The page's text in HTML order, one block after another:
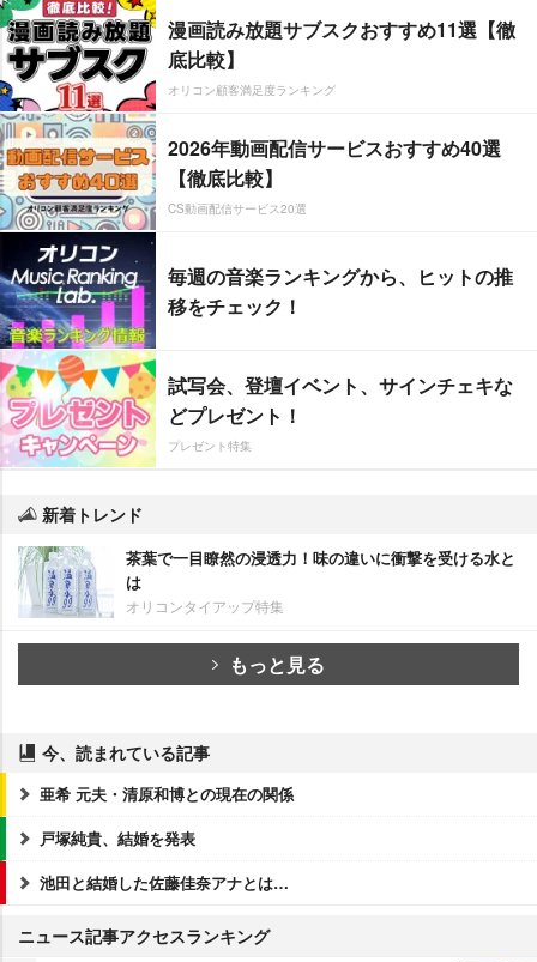
漫画読み放題サブスクおすすめ11選【徹
底比較】
オリコン顧客満足度ランキング
2026年動画配信サービスおすすめ40選
【徹底比較】
CS動画配信サービス20選
毎週の音楽ランキングから、ヒットの推
移をチェック！
試写会、登壇イベント、サインチェキな
どプレゼント！
プレゼント特集
新着トレンド
茶葉で一目瞭然の浸透力！味の違いに衝撃を受ける水と
は
オリコンタイアップ特集
もっと見る
今、読まれている記事
亜希 元夫・清原和博との現在の関係
戸塚純貴、結婚を発表
池田と結婚した佐藤佳奈アナとは…
ニュース記事アクセスランキング